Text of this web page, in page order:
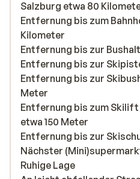
Salzburg etwa 80
Entfernung bis zum
Kilometer
Entfernung bis zur
Entfernung bis zur
Entfernung bis zur
Meter
Entfernung bis zum
etwa 150 Meter
Entfernung bis zur
Nächster
Ruhige Lage